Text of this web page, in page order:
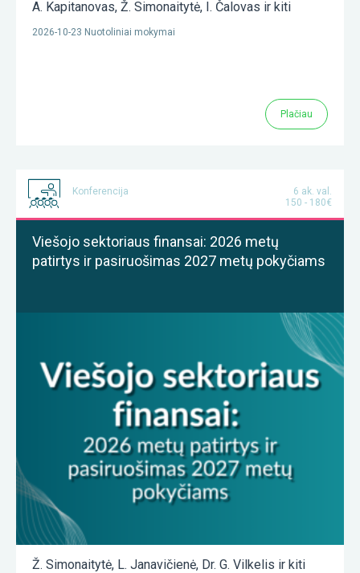
A. Kapitanovas, Ž. Simonaitytė, I. Čalovas ir kiti
2026-10-23 Nuotoliniai mokymai
Plačiau
Konferencija
6 ak. val.
150 - 180€
Viešojo sektoriaus finansai: 2026 metų
patirtys ir pasiruošimas 2027 metų pokyčiams
Ž. Simonaitytė, L. Janavičienė, Dr. G. Vilkelis ir kiti